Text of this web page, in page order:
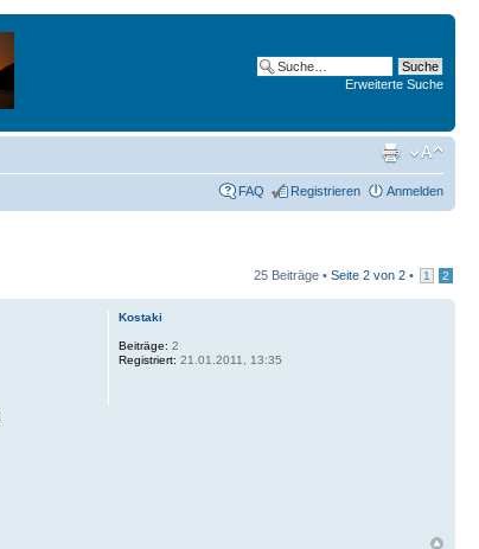
Erweiterte Suche
FAQ Registrieren Anmelden
25 Beiträge • Seite 2 von 2 • 1 2
Kostaki
Beiträge: 2
Registriert: 21.01.2011, 13:35